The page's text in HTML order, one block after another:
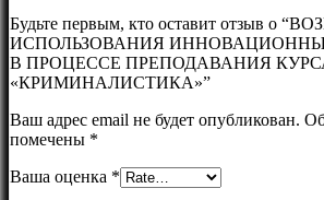
Будьте первым, кто оставит отзыв о
ИСПОЛЬЗОВАНИЯ
В ПРОЦЕССЕ ПРЕПОДАВАНИЯ
«КРИМИНАЛИСТИКА»”
Ваш адрес email не будет опубликован.
помечены *
Ваша оценка *